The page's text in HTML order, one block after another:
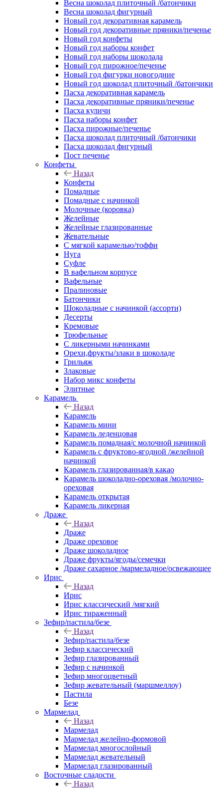
Весна шоколад плиточный /батончики
Весна шоколад фигурный
Новый год декоративная карамель
Новый год декоративные пряники/печенье
Новый год конфеты
Новый год наборы конфет
Новый год наборы шоколада
Новый год пирожное/печенье
Новый год фигурки новогодние
Новый год шоколад плиточный /батончики
Пасха декоративная карамель
Пасха декоративные пряники/печенье
Пасха куличи
Пасха наборы конфет
Пасха пирожные/печенье
Пасха шоколад плиточный /батончики
Пасха шоколад фигурный
Пост печенье
Конфеты
Назад
Конфеты
Помадные
Помадные с начинкой
Молочные (коровка)
Желейные
Желейные глазированные
Жевательные
С мягкой карамелью/тоффи
Нуга
Суфле
В вафельном корпусе
Вафельные
Пралиновые
Батончики
Шоколадные с начинкой (ассорти)
Десерты
Кремовые
Трюфельные
С ликерными начинками
Орехи,фрукты/злаки в шоколаде
Грильяж
Злаковые
Набор микс конфеты
Элитные
Карамель
Назад
Карамель
Карамель мини
Карамель леденцовая
Карамель помадная/с молочной начинкой
Карамель с фруктово-ягодной /желейной
начинкой
Карамель глазированная/в какао
Карамель шоколадно-ореховая /молочно-
ореховая
Карамель открытая
Карамель ликерная
Драже
Назад
Драже
Драже ореховое
Драже шоколадное
Драже фрукты/ягоды/семечки
Драже сахарное /мармеладное/освежающее
Ирис
Назад
Ирис
Ирис классический /мягкий
Ирис тираженный
Зефир/пастила/безе
Назад
Зефир/пастила/безе
Зефир классический
Зефир глазированный
Зефир с начинкой
Зефир многоцветный
Зефир жевательный (маршмеллоу)
Пастила
Безе
Мармелад
Назад
Мармелад
Мармелад желейно-формовой
Мармелад многослойный
Мармелад жевательный
Мармелад глазированный
Восточные сладости
Назад